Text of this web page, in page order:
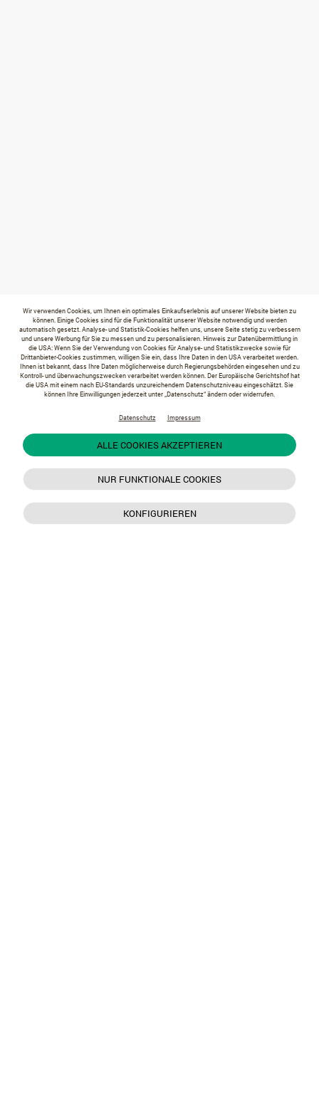
Wir verwenden Cookies, um Ihnen ein optimales Einkaufserlebnis auf unserer Website bieten zu
können. Einige Cookies sind für die Funktionalität unserer Website notwendig und werden
automatisch gesetzt. Analyse- und Statistik-Cookies helfen uns, unsere Seite stetig zu verbessern
und unsere Werbung für Sie zu messen und zu personalisieren. Hinweis zur Datenübermittlung in
die USA: Wenn Sie der Verwendung von Cookies für Analyse- und Statistikzwecke sowie für
Drittanbieter-Cookies zustimmen, willigen Sie ein, dass Ihre Daten in den USA verarbeitet werden.
Ihnen ist bekannt, dass Ihre Daten möglicherweise durch Regierungsbehörden eingesehen und zu
Kontroll- und überwachungszwecken verarbeitet werden können. Der Europäische Gerichtshof hat
die USA mit einem nach EU-Standards unzureichendem Datenschutzniveau eingeschätzt. Sie
können Ihre Einwilligungen jederzeit unter „Datenschutz“ ändern oder widerrufen.
Datenschutz Impressum
ALLE COOKIES AKZEPTIEREN
NUR FUNKTIONALE COOKIES
KONFIGURIEREN